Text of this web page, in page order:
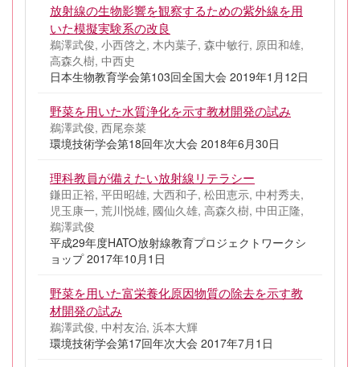
放射線の生物影響を観察するための紫外線を用
いた模擬実験系の改良
鵜澤武俊, 小西啓之, 木内葉子, 森中敏行, 原田和雄,
高森久樹, 中西史
日本生物教育学会第103回全国大会 2019年1月12日
野菜を用いた水質浄化を示す教材開発の試み
鵜澤武俊, 西尾奈菜
環境技術学会第18回年次大会 2018年6月30日
理科教員が備えたい放射線リテラシー
鎌田正裕, 平田昭雄, 大西和子, 松田恵示, 中村秀夫,
児玉康一, 荒川悦雄, 國仙久雄, 高森久樹, 中田正隆,
鵜澤武俊
平成29年度HATO放射線教育プロジェクトワークシ
ョップ 2017年10月1日
野菜を用いた富栄養化原因物質の除去を示す教
材開発の試み
鵜澤武俊, 中村友治, 浜本大輝
環境技術学会第17回年次大会 2017年7月1日